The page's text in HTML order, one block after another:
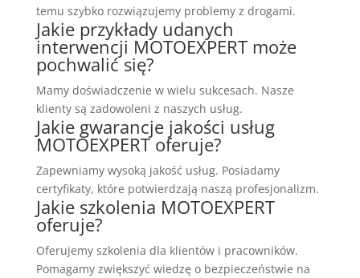
temu szybko rozwiązujemy problemy z drogami.
Jakie przykłady udanych
interwencji MOTOEXPERT może
pochwalić się?
Mamy doświadczenie w wielu sukcesach. Nasze
klienty są zadowoleni z naszych usług.
Jakie gwarancje jakości usług
MOTOEXPERT oferuje?
Zapewniamy wysoką jakość usług. Posiadamy
certyfikaty, które potwierdzają naszą profesjonalizm.
Jakie szkolenia MOTOEXPERT
oferuje?
Oferujemy szkolenia dla klientów i pracowników.
Pomagamy zwiększyć wiedzę o bezpieczeństwie na